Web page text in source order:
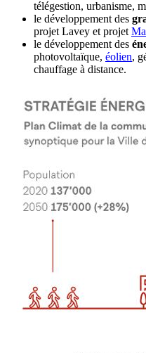
télégestion, urbanisme,
le développement des
projet Lavey et projet
le développement des
photovoltaïque, éolien,
chauffage à distance.